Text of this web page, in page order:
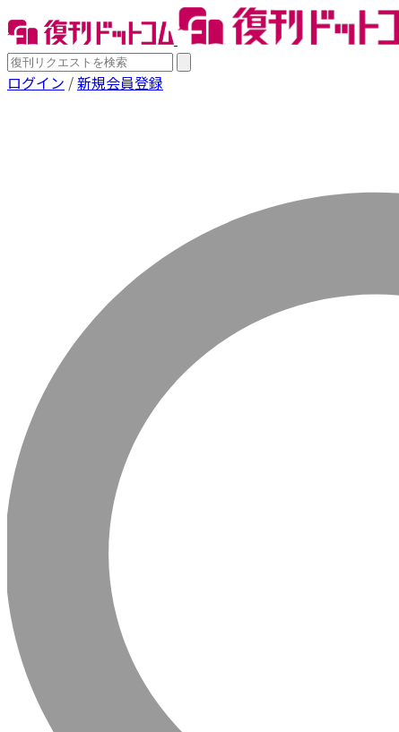
ログイン /新規会員登録